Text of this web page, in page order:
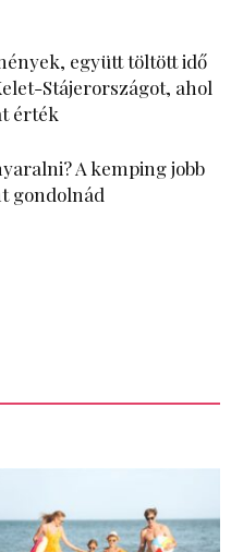
együtt töltött idő
Stájerországot, ahol
érték
A kemping jobb
gondolnád